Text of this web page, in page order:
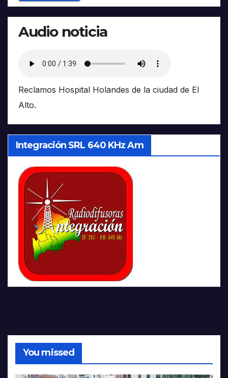
Audio noticia
Reclamos Hospital Holandes de la ciudad de El
Alto.
Integración SRL 640 KHz Am
You missed